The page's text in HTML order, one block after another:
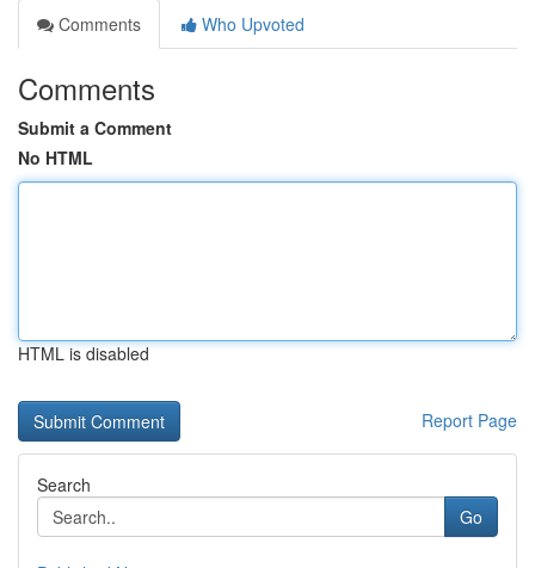
Comments
Who Upvoted
Comments
Submit a Comment
No HTML
HTML is disabled
Report Page
Search
Go